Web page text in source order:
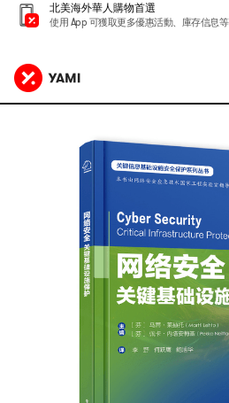
北美海外華人購物首選
使用 App 可獲取更多優惠活動、庫存信息等